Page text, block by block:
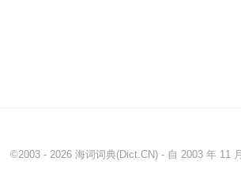
©2003 - 2026 海词词典(Dict.CN) - 自 2003 年 11